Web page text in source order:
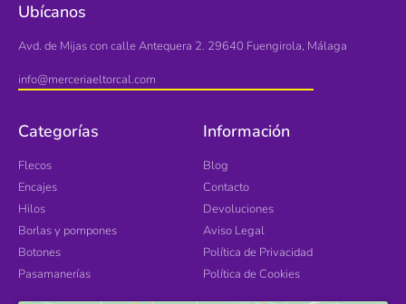
Ubícanos
Avd. de Mijas con calle Antequera 2. 29640 Fuengirola, Málaga
info@merceriaeltorcal.com
Categorías
Flecos
Encajes
Hilos
Borlas y pompones
Botones
Pasamanerías
Información
Blog
Contacto
Devoluciones
Aviso Legal
Política de Privacidad
Política de Cookies